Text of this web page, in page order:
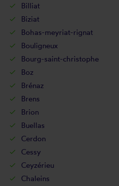
Billiat
Biziat
Bohas-meyriat-rignat
Bouligneux
Bourg-saint-christophe
Boz
Brénaz
Brens
Brion
Buellas
Cerdon
Cessy
Ceyzérieu
Chaleins